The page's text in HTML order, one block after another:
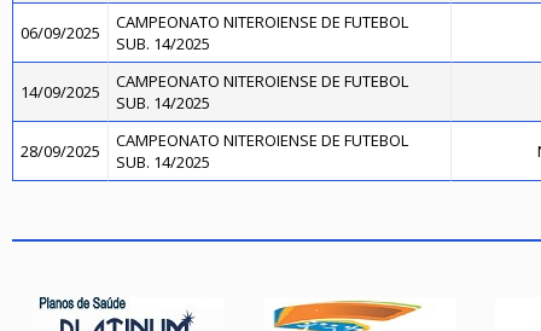
06/09/2025
CAMPEONATO NITEROIENSE DE FUTEBOL
SUB. 14/2025
14/09/2025
CAMPEONATO NITEROIENSE DE FUTEBOL
SUB. 14/2025
28/09/2025
CAMPEONATO NITEROIENSE DE FUTEBOL
SUB. 14/2025